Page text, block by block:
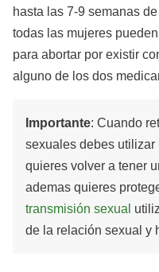
hasta las 7-9 semanas
todas las mujeres
para abortar por existir
alguno de los dos
Importante: Cuando
sexuales debes utilizar
quieres volver a tener
ademas quieres
transmisión sexual
de la relación sexual y